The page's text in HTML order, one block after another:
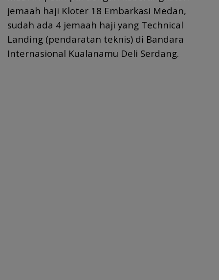
o
o
k
A
p
p
jemaah haji Kloter 18 Embarkasi Medan,
sudah ada 4 jemaah haji yang Technical
Landing (pendaratan teknis) di Bandara
Internasional Kualanamu Deli Serdang.